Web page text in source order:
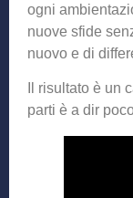
ogni
nuove sfide
nuovo e di
Il risultato è un
parti è a dir